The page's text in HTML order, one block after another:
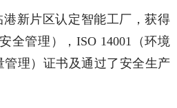
新片区认定智能工厂，获得
全管理），ISO 14001（环境
管理）证书及通过了安全生产